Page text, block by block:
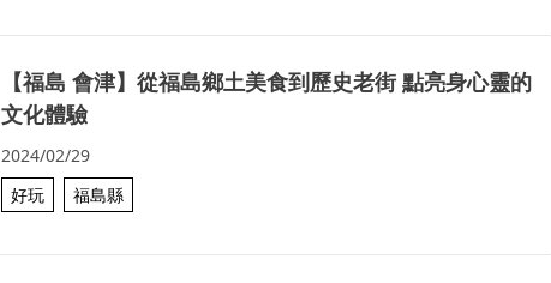
【福島 會津】從福島鄉土美食到歷史老街 點亮身心靈的
文化體驗
2024/02/29
好玩
福島縣